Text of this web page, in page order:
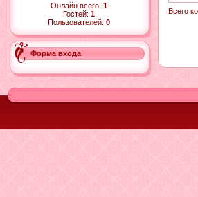
Онлайн всего: 1
Гостей: 1
Пользователей: 0
Форма входа
Всего